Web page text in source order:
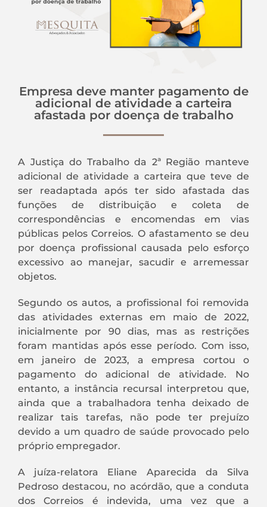
Empresa deve manter pagamento de
adicional de atividade a carteira
afastada por doença de trabalho
A Justiça do Trabalho da 2ª Região manteve
adicional de atividade a carteira que teve de
ser readaptada após ter sido afastada das
funções de distribuição e coleta de
correspondências e encomendas em vias
públicas pelos Correios. O afastamento se deu
por doença profissional causada pelo esforço
excessivo ao manejar, sacudir e arremessar
objetos.
Segundo os autos, a profissional foi removida
das atividades externas em maio de 2022,
inicialmente por 90 dias, mas as restrições
foram mantidas após esse período. Com isso,
em janeiro de 2023, a empresa cortou o
pagamento do adicional de atividade. No
entanto, a instância recursal interpretou que,
ainda que a trabalhadora tenha deixado de
realizar tais tarefas, não pode ter prejuízo
devido a um quadro de saúde provocado pelo
próprio empregador.
A juíza-relatora Eliane Aparecida da Silva
Pedroso destacou, no acórdão, que a conduta
dos Correios é indevida, uma vez que a